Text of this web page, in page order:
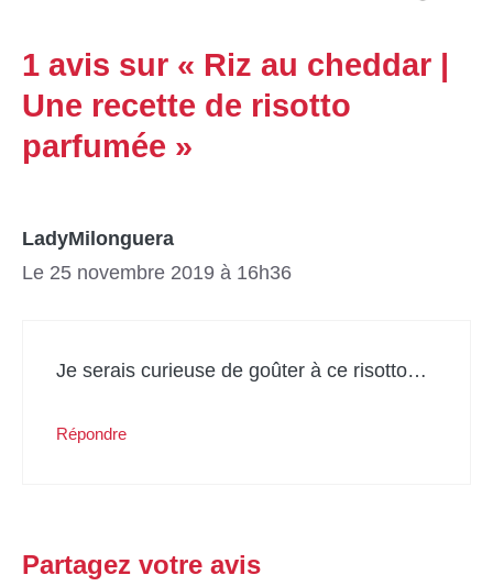
1 avis sur « Riz au cheddar |
Une recette de risotto
parfumée »
LadyMilonguera
Le 25 novembre 2019 à 16h36
Je serais curieuse de goûter à ce risotto…
Répondre
Partagez votre avis